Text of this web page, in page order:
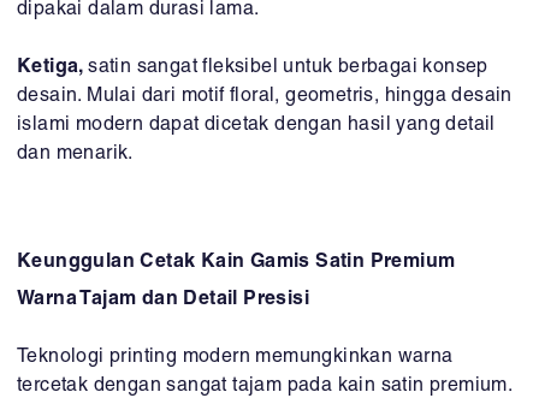
dipakai dalam durasi lama.
Ketiga,satin sangat fleksibel untuk berbagai konsep
desain. Mulai dari motif floral, geometris, hingga desain
islami modern dapat dicetak dengan hasil yang detail
dan menarik.
Keunggulan Cetak Kain Gamis Satin Premium
Warna Tajam dan Detail Presisi
Teknologi printing modern memungkinkan warna
tercetak dengan sangat tajam pada kain satin premium.